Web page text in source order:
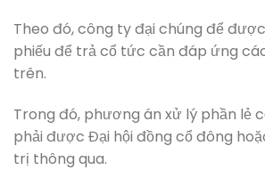
Theo đó, công ty đại chúng để
phiếu để trả cổ tức cần đáp ứng
trên.
Trong đó, phương án xử lý phần lẻ
phải được Đại hội đồng cổ đông
trị thông qua.